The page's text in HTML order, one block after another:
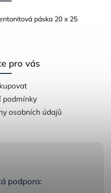
podpora:
páska 20 x 25
pro vás
podmínky
osobních údajů